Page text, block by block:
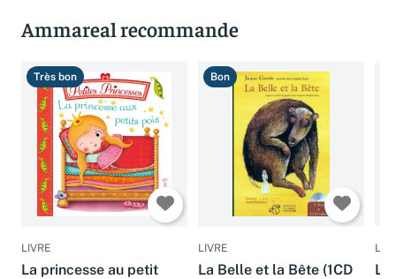
Ammareal recommande
Très bon
LIVRE
La princesse au petit
Bon
LIVRE
La Belle et la Bête (1CD
La